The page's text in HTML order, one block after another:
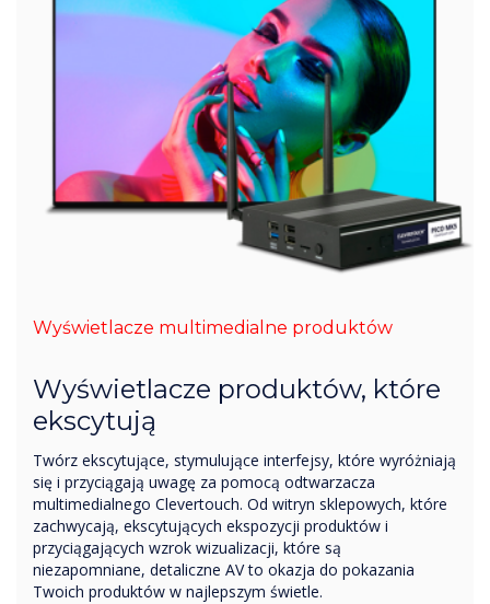
Wyświetlacze multimedialne produktów
Wyświetlacze produktów, które
ekscytują
Twórz ekscytujące, stymulujące interfejsy, które wyróżniają
się i przyciągają uwagę za pomocą odtwarzacza
multimedialnego Clevertouch. Od witryn sklepowych, które
zachwycają, ekscytujących ekspozycji produktów i
przyciągających wzrok wizualizacji, które są
niezapomniane, detaliczne AV to okazja do pokazania
Twoich produktów w najlepszym świetle.